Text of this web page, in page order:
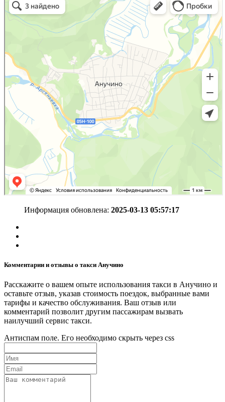
Информация обновлена: 2025-03-13 05:57:17
Комментарии и отзывы о такси Анучино
Расскажите о вашем опыте использования такси в Анучино и
оставьте отзыв, указав стоимость поездок, выбранные вами
тарифы и качество обслуживания. Ваш отзыв или
комментарий позволит другим пассажирам вызвать
наилучший сервис такси.
Антиспам поле. Его необходимо скрыть через css